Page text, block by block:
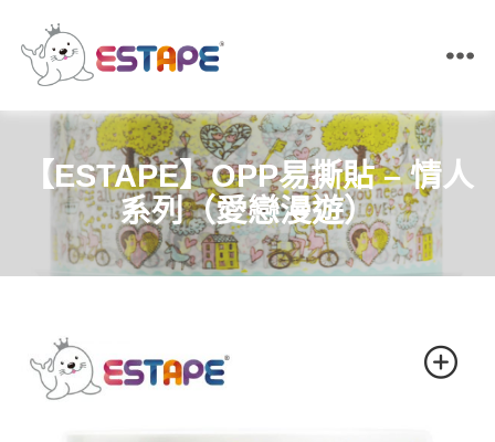
王
帶・
膠
【ESTAPE】OPP易撕貼 – 情人
系列（愛戀漫遊）